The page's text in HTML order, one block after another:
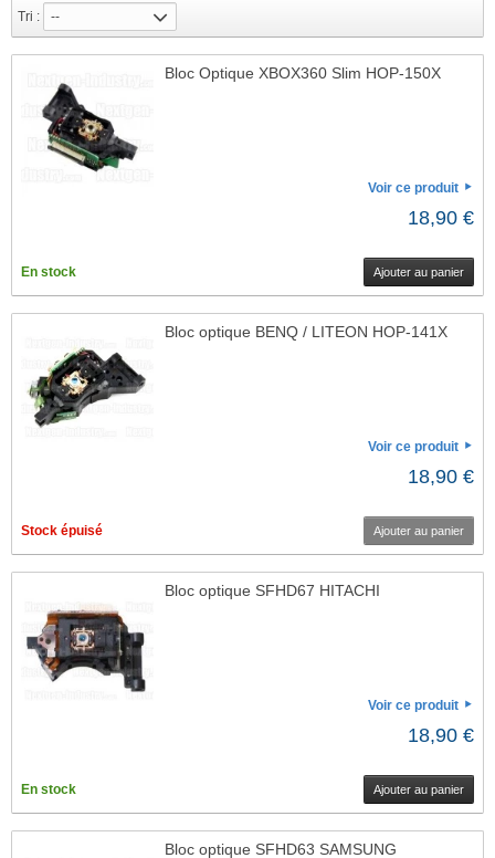
Changer mes préférences
Tri : --
Bloc Optique XBOX360 Slim HOP-150X
Voir ce produit
18,90 €
En stock Ajouter au panier
Bloc optique BENQ / LITEON HOP-141X
Voir ce produit
18,90 €
Stock épuisé Ajouter au panier
Bloc optique SFHD67 HITACHI
Voir ce produit
18,90 €
En stock Ajouter au panier
Bloc optique SFHD63 SAMSUNG